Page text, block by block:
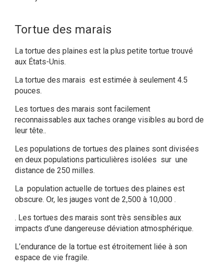
Tortue des marais
La tortue des plaines est la plus petite tortue trouvé
aux États-Unis.
La tortue des marais est estimée à seulement 4.5
pouces.
Les tortues des marais sont facilement
reconnaissables aux taches orange visibles au bord de
leur tête..
Les populations de tortues des plaines sont divisées
en deux populations particulières isolées sur une
distance de 250 milles.
La population actuelle de tortues des plaines est
obscure. Or, les jauges vont de 2,500 à 10,000 .
. Les tortues des marais sont très sensibles aux
impacts d’une dangereuse déviation atmosphérique.
L’endurance de la tortue est étroitement liée à son
espace de vie fragile.